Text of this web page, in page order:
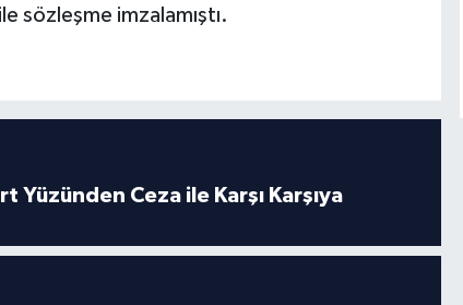
sözleşme imzalamıştı.
Yüzünden Ceza ile Karşı Karşıya